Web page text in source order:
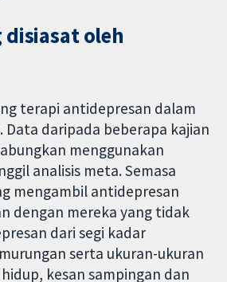
disiasat oleh
terapi antidepresan dalam
Data daripada beberapa kajian
menggunakan
analisis meta. Semasa
mengambil antidepresan
dengan mereka yang tidak
dari segi kadar
serta ukuran-ukuran
kesan sampingan dan